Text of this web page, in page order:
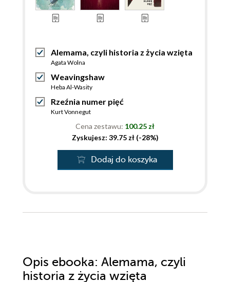
Alemama, czyli historia z życia wzięta
Agata Wolna
Weavingshaw
Heba Al-Wasity
Rzeźnia numer pięć
Kurt Vonnegut
Cena zestawu: 100.25 zł
Zyskujesz: 39.75 zł (-28%)
Dodaj do koszyka
Opis ebooka: Alemama, czyli
historia z życia wzięta